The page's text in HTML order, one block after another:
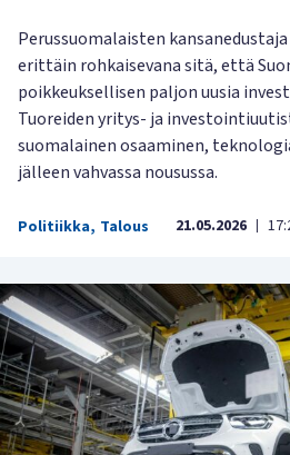
Perussuomalaisten
erittäin rohkaisevana sitä, että
poikkeuksellisen paljon uusia
Tuoreiden yritys- ja
suomalainen osaaminen,
jälleen vahvassa nousussa.
Politiikka, Talous 21.05.2026 |